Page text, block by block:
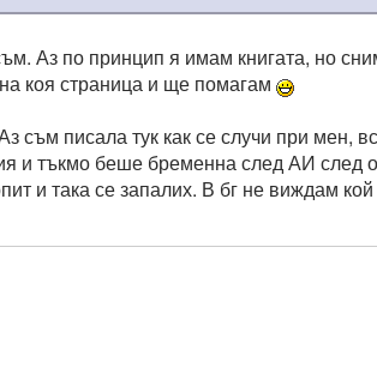
Аз по принцип я имам книгата, но
коя страница и ще помагам
съм писала тук как се случи при
и тъкмо беше бременна след АИ след
и така се запалих. В бг не виждам